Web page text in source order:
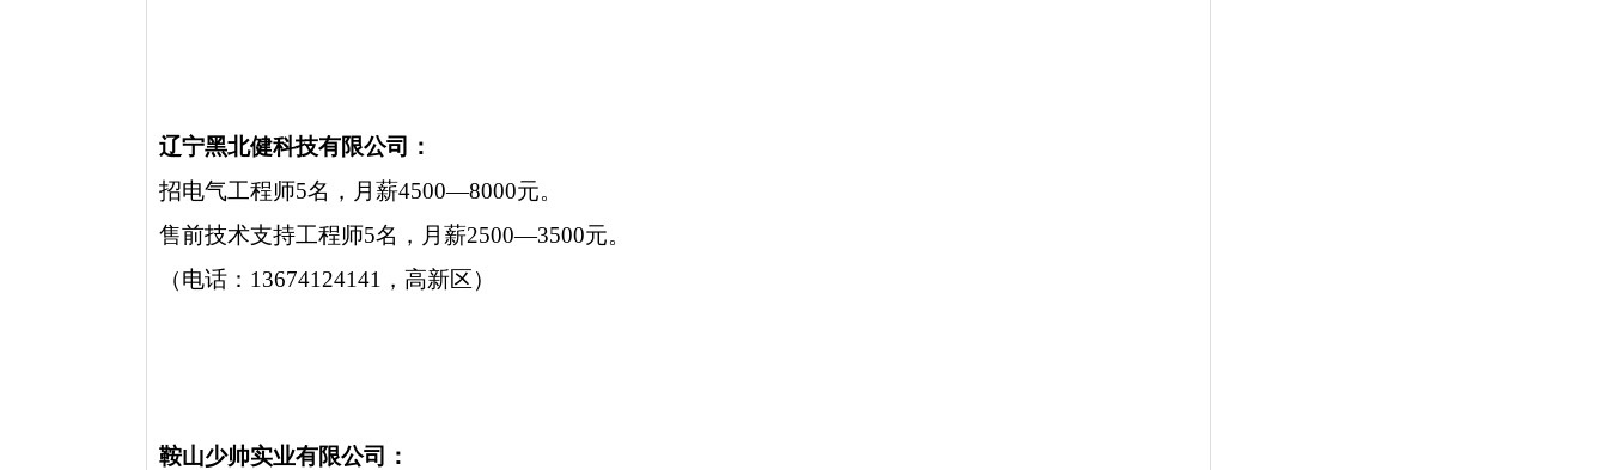
辽宁黑北健科技有限公司：
招电气工程师5名，月薪4500—8000元。
售前技术支持工程师5名，月薪2500—3500元。
（电话：13674124141，高新区）
鞍山少帅实业有限公司：